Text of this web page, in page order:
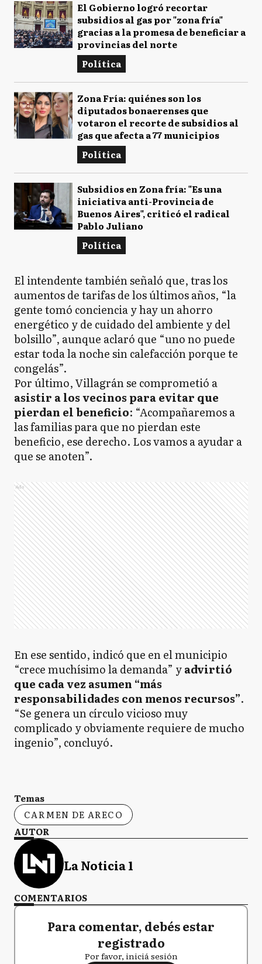
El Gobierno logró recortar
subsidios al gas por "zona fría"
gracias a la promesa de beneficiar a
provincias del norte
Política
Zona Fría: quiénes son los
diputados bonaerenses que
votaron el recorte de subsidios al
gas que afecta a 77 municipios
Política
Subsidios en Zona fría: "Es una
iniciativa anti-Provincia de
Buenos Aires", criticó el radical
Pablo Juliano
Política
El intendente también señaló que, tras los
aumentos de tarifas de los últimos años, “la
gente tomó conciencia y hay un ahorro
energético y de cuidado del ambiente y del
bolsillo”, aunque aclaró que “uno no puede
estar toda la noche sin calefacción porque te
congelás”.
Por último, Villagrán se comprometió a
asistir a los vecinos para evitar que
pierdan el beneficio: “Acompañaremos a
las familias para que no pierdan este
beneficio, ese derecho. Los vamos a ayudar a
que se anoten”.
Ads
En ese sentido, indicó que en el municipio
“crece muchísimo la demanda” yadvirtió
que cada vez asumen “más
responsabilidades con menos recursos”.
“Se genera un círculo vicioso muy
complicado y obviamente requiere de mucho
ingenio”, concluyó.
Temas
CARMEN DE ARECO
AUTOR
La Noticia 1
COMENTARIOS
Para comentar, debés estar
registrado
Por favor, iniciá sesión